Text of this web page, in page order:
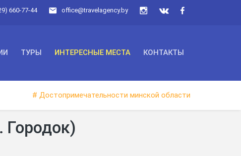
office@travelagency.by
660-77-44
ТУРЫ ИНТЕРЕСНЫЕ МЕСТА КОНТАКТЫ
# Достопримечательности минской области
Городок)